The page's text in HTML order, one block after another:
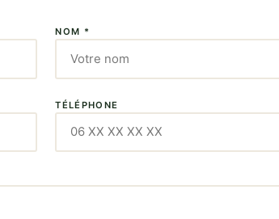
NOM *
TÉLÉPHONE